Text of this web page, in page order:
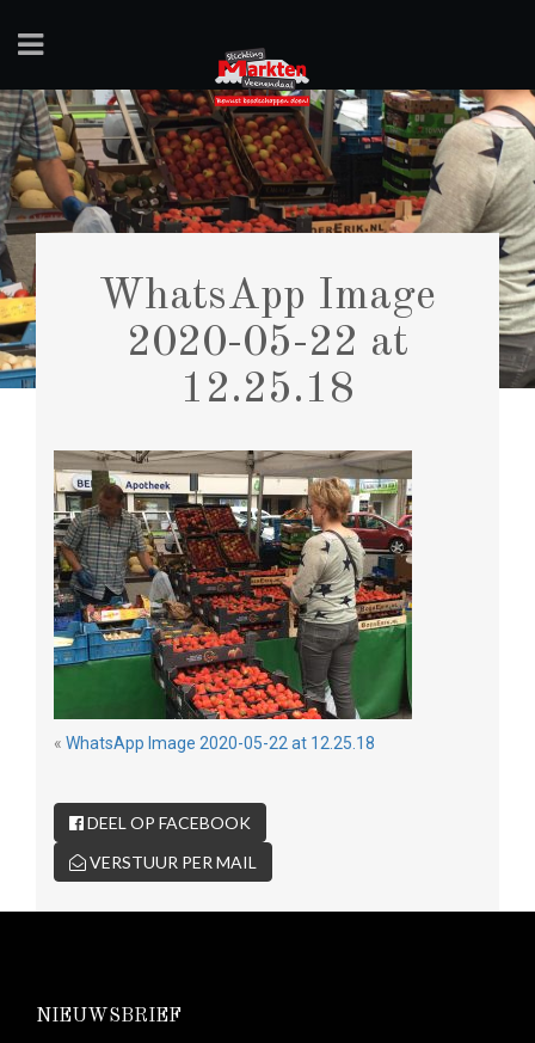
WhatsApp Image
2020-05-22 at
12.25.18
« WhatsApp Image 2020-05-22 at 12.25.18
DEEL OP FACEBOOK
VERSTUUR PER MAIL
NIEUWSBRIEF